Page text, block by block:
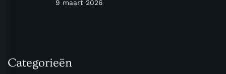
9 maart 2026
Categorieën